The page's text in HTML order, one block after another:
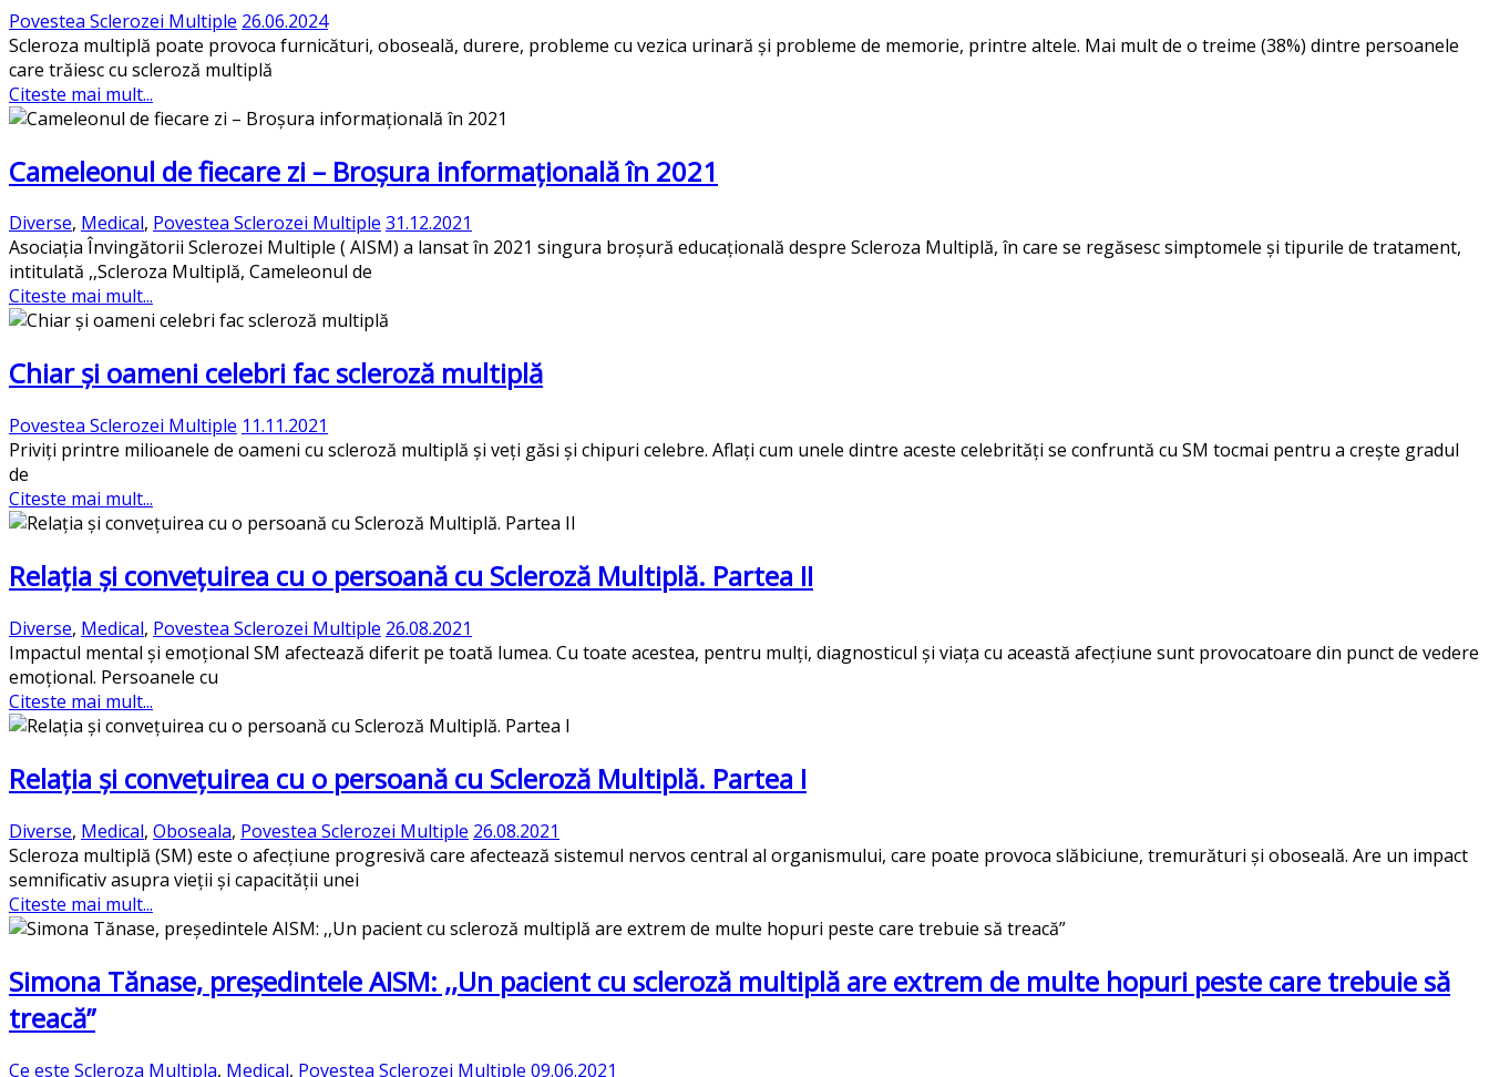
Povestea Sclerozei Multiple 26.06.2024
Scleroza multiplă poate provoca furnicături, oboseală, durere, probleme cu vezica urinară și probleme de memorie, printre altele. Mai mult de o treime (38%) dintre persoanele
care trăiesc cu scleroză multiplă
Citeste mai mult...
Cameleonul de fiecare zi – Broșura informațională în 2021
Diverse, Medical, Povestea Sclerozei Multiple 31.12.2021
Asociația Învingătorii Sclerozei Multiple ( AISM) a lansat în 2021 singura broșură educațională despre Scleroza Multiplă, în care se regăsesc simptomele și tipurile de tratament,
intitulată ,,Scleroza Multiplă, Cameleonul de
Citeste mai mult...
Chiar și oameni celebri fac scleroză multiplă
Povestea Sclerozei Multiple 11.11.2021
Priviți printre milioanele de oameni cu scleroză multiplă și veți găsi și chipuri celebre. Aflați cum unele dintre aceste celebrități se confruntă cu SM tocmai pentru a crește gradul
de
Citeste mai mult...
Relația și convețuirea cu o persoană cu Scleroză Multiplă. Partea II
Diverse, Medical, Povestea Sclerozei Multiple 26.08.2021
Impactul mental și emoțional SM afectează diferit pe toată lumea. Cu toate acestea, pentru mulți, diagnosticul și viața cu această afecțiune sunt provocatoare din punct de vedere
emoțional. Persoanele cu
Citeste mai mult...
Relația și convețuirea cu o persoană cu Scleroză Multiplă. Partea I
Diverse, Medical, Oboseala, Povestea Sclerozei Multiple 26.08.2021
Scleroza multiplă (SM) este o afecțiune progresivă care afectează sistemul nervos central al organismului, care poate provoca slăbiciune, tremurături și oboseală. Are un impact
semnificativ asupra vieții și capacității unei
Citeste mai mult...
Simona Tănase, președintele AISM: ,,Un pacient cu scleroză multiplă are extrem de multe hopuri peste care trebuie să
treacă”
Ce este Scleroza Multipla, Medical, Povestea Sclerozei Multiple 09.06.2021